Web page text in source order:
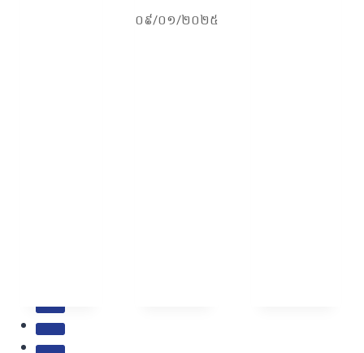
០៩/០១/២០២៥